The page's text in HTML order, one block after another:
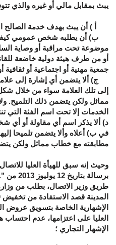
يبث بمقابل مالي أو غيره والذي
أ ) أن يبث بهدف خدمة الصالح
ب) أن يطلبه شخص عمومي
موضوعة تحت مراقبة أو وصاية
أو من طرف هيئة دولية خاضعة
جمعية مهنية أو اجتماعية أو ثقافية
ج) ألا يتضمن أي إشارة إلى
إلى تلك العلامة سواء من خلال
مماثل ولكن يتضمن ذلك التلميح.
الخدمات إلا تحت اسم الفئة التي
د) ألا يذكر اسم أي مقاولة أو أي
في ب) أعلاه وألا يتضمن تلميحا
مطابقته مع خطاب مماثل ولكن
وحيث إنه سبق للهيأة العليا
برسالة
طريق وزير الاتصال، بطلب من
المدينة قصد الاستفادة من تخفيض 50
الإشهارية الخاصة بتسويق عروض
العليا على اعتزامها، عدم
الإشهار التجاري ؛